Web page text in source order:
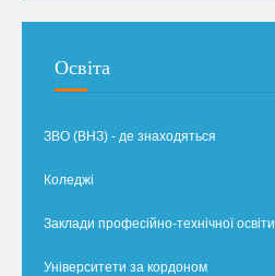
Освіта
ЗВО (ВНЗ) - де знаходяться
Коледжі
Заклади професійно-технічної освіти
Університети за кордоном